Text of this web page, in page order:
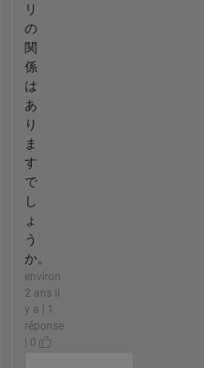
リ
の
関
係
は
あ
り
ま
す
で
し
ょ
う
か。
environ
2 ans il
y a | 1
réponse
| 0